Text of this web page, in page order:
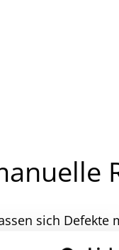
sich Defekte
für